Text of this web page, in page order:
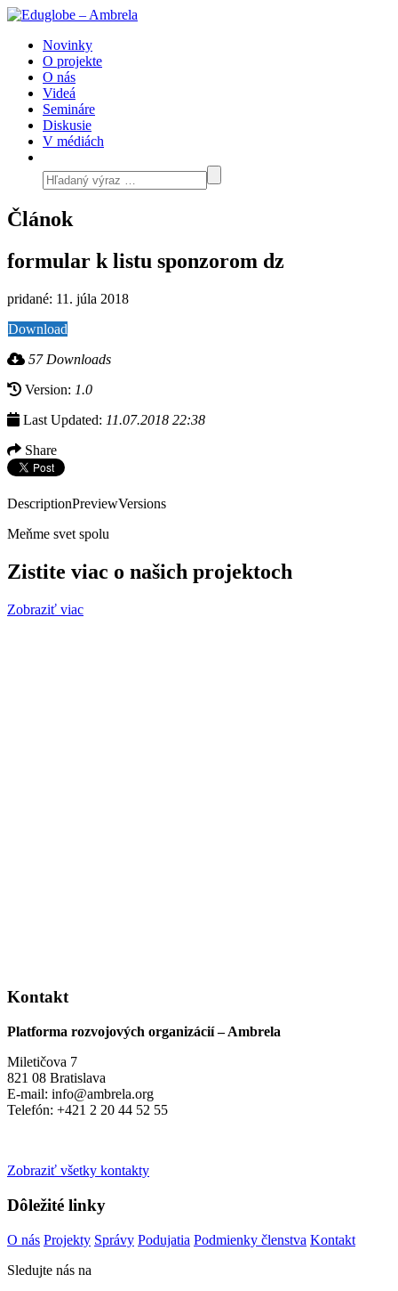
Novinky
O projekte
O nás
Videá
Semináre
Diskusie
V médiách
Článok
formular k listu sponzorom dz
pridané: 11. júla 2018
Download
57 Downloads
Version: 1.0
Last Updated: 11.07.2018 22:38
Share
DescriptionPreviewVersions
Meňme svet spolu
Zistite viac o našich projektoch
Zobraziť viac
Kontakt
Platforma rozvojových organizácií – Ambrela
Miletičova 7
821 08 Bratislava
E-mail: info@ambrela.org
Telefón: +421 2 20 44 52 55
Zobraziť všetky kontakty
Dôležité linky
O nás Projekty Správy Podujatia Podmienky členstva Kontakt
Sledujte nás na